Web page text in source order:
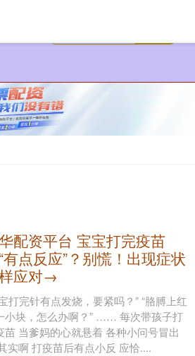
配资平台 宝宝打完疫苗
有点反应”？别慌！出现症状
应对→
打完针有点发烧，要紧吗？” “胳膊上红
小块，怎么办啊？” …… 每次带孩子打
苗 当爹妈的心就悬着 各种小问号冒出
实啊 打疫苗后有点小反 应恰....